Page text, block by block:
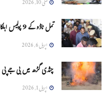
مئی 10, 2026
تمل ناڈو کے 9 پولیس اہلکاروں کو سزائے موت
اپریل 6, 2026
چنڈی گڑھ میں بی جے پی
اپریل 1, 2026